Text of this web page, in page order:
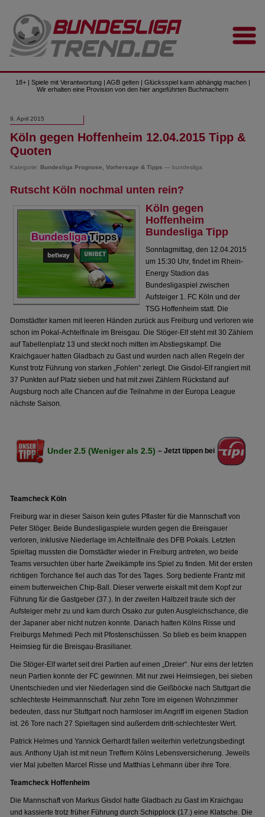
18+ | Spiele mit Verantwortung | AGB gelten | Glücksspiel kann abhängig machen |
Wir erhalten eine Provision von den hier angeführten Buchmachern
9. April 2015
Köln gegen Hoffenheim 12.04.2015 Tipp &
Quoten
Kategorie: Bundesliga Prognose, Vorhersage & Tipps — bundesliga
Rutscht Köln nochmal unten rein?
Köln gegen
Hoffenheim
Bundesliga Tipp
Sonntagmittag, den 12.04.2015
um 15:30 Uhr, findet im Rhein-
Energy Stadion das
Bundesligaspiel zwischen
Aufsteiger 1. FC Köln und der
TSG Hoffenheim statt. Die
Domstädter kamen mit leeren Händen zurück aus Freiburg und verloren wie
schon im Pokal-Achtelfinale im Breisgau. Die Stöger-Elf steht mit 30 Zählern
auf Tabellenplatz 13 und steckt noch mitten im Abstiegskampf. Die
Kraichgauer hatten Gladbach zu Gast und wurden nach allen Regeln der
Kunst trotz Führung von starken „Fohlen“ zerlegt. Die Gisdol-Elf rangiert mit
37 Punkten auf Platz sieben und hat mit zwei Zählern Rückstand auf
Augsburg noch alle Chancen auf die Teilnahme in der Europa League
nächste Saison.
Under 2.5 (Weniger als 2.5) – Jetzt tippen bei
Teamcheck Köln
Freiburg war in dieser Saison kein gutes Pflaster für die Mannschaft von
Peter Stöger. Beide Bundesligaspiele wurden gegen die Breisgauer
verloren, inklusive Niederlage im Achtelfinale des DFB Pokals. Letzten
Spieltag mussten die Domstädter wieder in Freiburg antreten, wo beide
Teams versuchten über harte Zweikämpfe ins Spiel zu finden. Mit der ersten
richtigen Torchance fiel auch das Tor des Tages. Sorg bediente Frantz mit
einem butterweichen Chip-Ball. Dieser verwerte eiskalt mit dem Kopf zur
Führung für die Gastgeber (37.). In der zweiten Halbzeit traute sich der
Aufsteiger mehr zu und kam durch Osako zur guten Ausgleichschance, die
der Japaner aber nicht nutzen konnte. Danach hatten Kölns Risse und
Freiburgs Mehmedi Pech mit Pfostenschüssen. So blieb es beim knappen
Heimsieg für die Breisgau-Brasilianer.
Die Stöger-Elf wartet seit drei Partien auf einen „Dreier“. Nur eins der letzten
neun Partien konnte der FC gewinnen. Mit nur zwei Heimsiegen, bei sieben
Unentschieden und vier Niederlagen sind die Geißböcke nach Stuttgart die
schlechteste Heimmannschaft. Nur zehn Tore im eigenen Wohnzimmer
bedeuten, dass nur Stuttgart noch harmloser im Angriff im eigenen Stadion
ist. 26 Tore nach 27 Spieltagen sind außerdem dritt-schlechtester Wert.
Patrick Helmes und Yannick Gerhardt fallen weiterhin verletzungsbedingt
aus. Anthony Ujah ist mit neun Treffern Kölns Lebensversicherung. Jeweils
vier Mal jubelten Marcel Risse und Matthias Lehmann über ihre Tore.
Teamcheck Hoffenheim
Die Mannschaft von Markus Gisdol hatte Gladbach zu Gast im Kraichgau
und kassierte trotz früher Führung durch Schipplock (17.) eine Klatsche. Die